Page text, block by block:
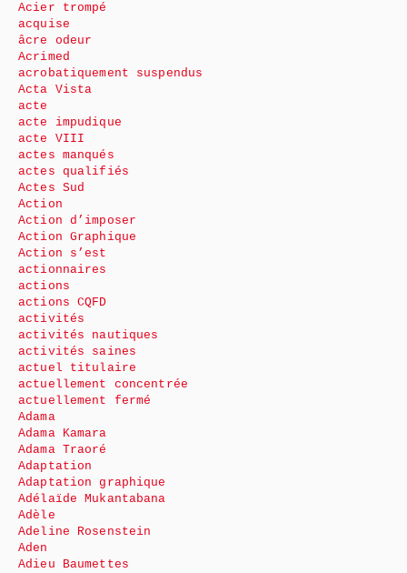
Acier trompé
acquise
âcre odeur
Acrimed
acrobatiquement suspendus
Acta Vista
acte
acte impudique
acte VIII
actes manqués
actes qualifiés
Actes Sud
Action
Action d’imposer
Action Graphique
Action s’est
actionnaires
actions
actions CQFD
activités
activités nautiques
activités saines
actuel titulaire
actuellement concentrée
actuellement fermé
Adama
Adama Kamara
Adama Traoré
Adaptation
Adaptation graphique
Adélaïde Mukantabana
Adèle
Adeline Rosenstein
Aden
Adieu Baumettes